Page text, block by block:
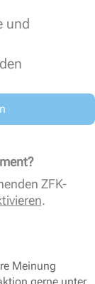
und
ZFK-
.
Meinung